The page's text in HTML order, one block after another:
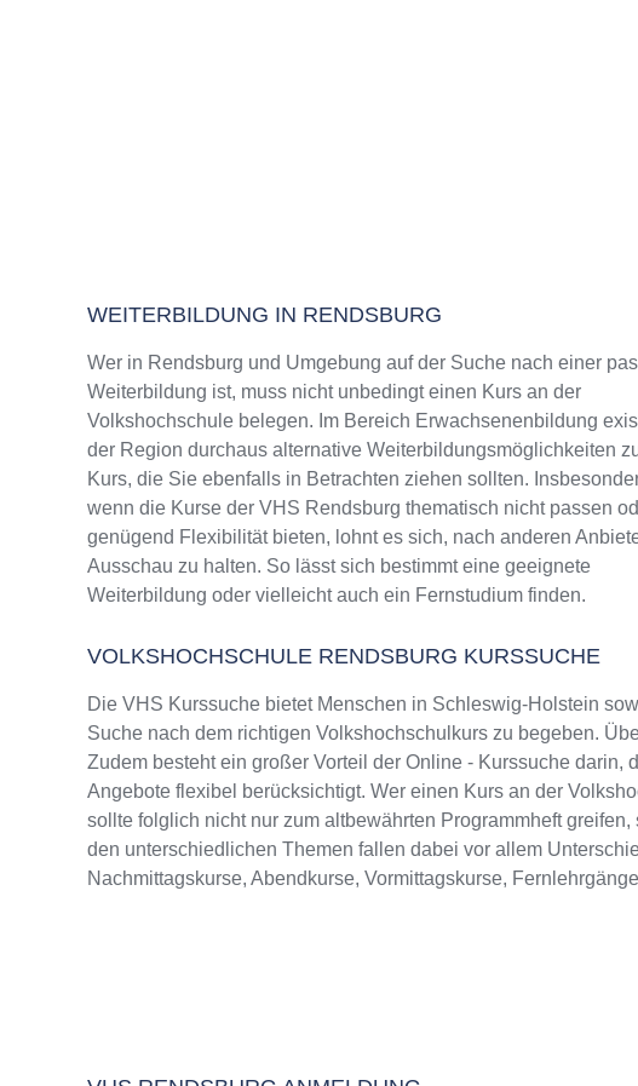
WEITERBILDUNG IN RENDSBURG
Wer in Rendsburg und Umgebung auf der Suche nach einer
Weiterbildung ist, muss nicht unbedingt einen Kurs an der
Volkshochschule belegen. Im Bereich Erwachsenenbildung
der Region durchaus alternative Weiterbildungsmöglichkeiten
Kurs, die Sie ebenfalls in Betrachten ziehen sollten.
wenn die Kurse der VHS Rendsburg thematisch nicht passen
genügend Flexibilität bieten, lohnt es sich, nach anderen
Ausschau zu halten. So lässt sich bestimmt eine geeignete
Weiterbildung oder vielleicht auch ein Fernstudium finden.
VOLKSHOCHSCHULE RENDSBURG KURSSUCHE
Die VHS Kurssuche bietet Menschen in Schleswig-Holstein
Suche nach dem richtigen Volkshochschulkurs zu begeben.
Zudem besteht ein großer Vorteil der Online - Kurssuche darin,
Angebote flexibel berücksichtigt. Wer einen Kurs an der
sollte folglich nicht nur zum altbewährten Programmheft
den unterschiedlichen Themen fallen dabei vor allem
Nachmittagskurse, Abendkurse, Vormittagskurse,